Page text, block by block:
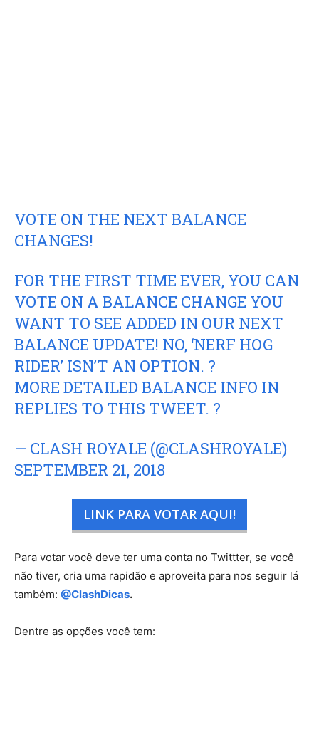
VOTE ON THE NEXT BALANCE
CHANGES!
FOR THE FIRST TIME EVER, YOU CAN
VOTE ON A BALANCE CHANGE YOU
WANT TO SEE ADDED IN OUR NEXT
BALANCE UPDATE! NO, ‘NERF HOG
RIDER’ ISN’T AN OPTION. ?
MORE DETAILED BALANCE INFO IN
REPLIES TO THIS TWEET. ?
— CLASH ROYALE (@CLASHROYALE)
SEPTEMBER 21, 2018
LINK PARA VOTAR AQUI!
Para votar você deve ter uma conta no Twittter, se você
não tiver, cria uma rapidão e aproveita para nos seguir lá
também: @ClashDicas.
Dentre as opções você tem: